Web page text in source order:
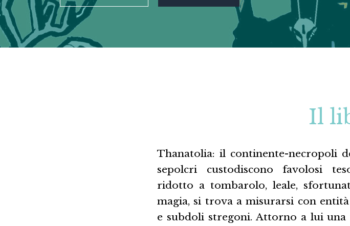
Il
Thanatolia: il continente-necropoli
sepolcri custodiscono favolosi
ridotto a tombarolo, leale,
magia, si trova a misurarsi con
e subdoli stregoni. Attorno a lui